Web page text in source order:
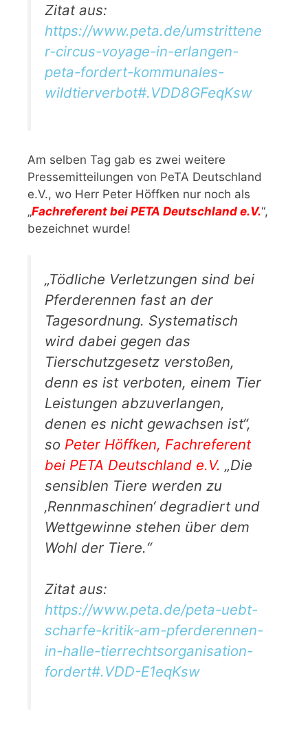
Zitat aus:
https://www.peta.de/umstrittene
r-circus-voyage-in-erlangen-
peta-fordert-kommunales-
wildtierverbot#.VDD8GFeqKsw
Am selben Tag gab es zwei weitere
Pressemitteilungen von PeTA Deutschland
e.V., wo Herr Peter Höffken nur noch als
„Fachreferent bei PETA Deutschland e.V.“,
bezeichnet wurde!
„Tödliche Verletzungen sind bei
Pferderennen fast an der
Tagesordnung. Systematisch
wird dabei gegen das
Tierschutzgesetz verstoßen,
denn es ist verboten, einem Tier
Leistungen abzuverlangen,
denen es nicht gewachsen ist“,
so Peter Höffken, Fachreferent
bei PETA Deutschland e.V. „Die
sensiblen Tiere werden zu
‚Rennmaschinen‘ degradiert und
Wettgewinne stehen über dem
Wohl der Tiere.“
Zitat aus:
https://www.peta.de/peta-uebt-
scharfe-kritik-am-pferderennen-
in-halle-tierrechtsorganisation-
fordert#.VDD-E1eqKsw